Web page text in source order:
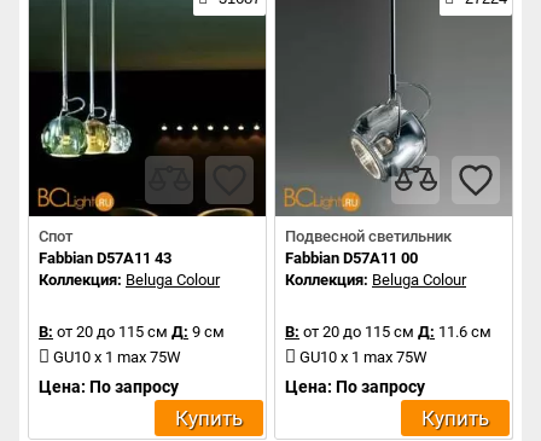
Спот
Fabbian D57A11 43
Коллекция: Beluga Colour
В: от 20 до 115 см Д: 9 см
GU10 x 1 max 75W
Цена: По запросу
Купить
Подвесной светильник
Fabbian D57A11 00
Коллекция: Beluga Colour
В: от 20 до 115 см Д: 11.6 см
GU10 x 1 max 75W
Цена: По запросу
Купить